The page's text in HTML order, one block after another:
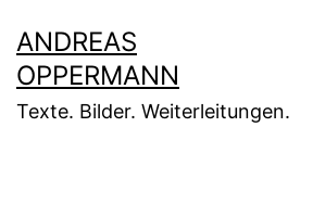
Inhalt
springen
ANDREAS
OPPERMANN
Texte. Bilder. Weiterleitungen.